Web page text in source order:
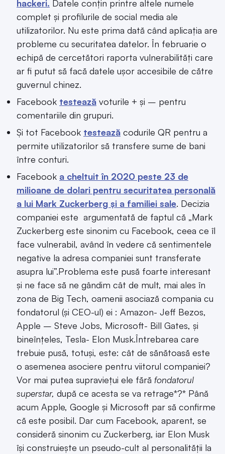
hackeri. Datele conțin printre altele numele
complet și profilurile de social media ale
utilizatorilor. Nu este prima dată când aplicația are
probleme cu securitatea datelor. În februarie o
echipă de cercetători raporta vulnerabilități care
ar fi putut să facă datele ușor accesibile de către
guvernul chinez.
Facebook testează voturile + și – pentru
comentariile din grupuri.
Și tot Facebook testează codurile QR pentru a
permite utilizatorilor să transfere sume de bani
între conturi.
Facebook a cheltuit în 2020 peste 23 de
milioane de dolari pentru securitatea personală
a lui Mark Zuckerberg și a familiei sale. Decizia
companiei este argumentată de faptul că „Mark
Zuckerberg este sinonim cu Facebook, ceea ce îl
face vulnerabil, având în vedere că sentimentele
negative la adresa companiei sunt transferate
asupra lui”.Problema este pusă foarte interesant
și ne face să ne gândim cât de mult, mai ales în
zona de Big Tech, oamenii asociază compania cu
fondatorul (și CEO-ul) ei : Amazon- Jeff Bezos,
Apple – Steve Jobs, Microsoft- Bill Gates, și
bineînțeles, Tesla- Elon Musk.Întrebarea care
trebuie pusă, totuși, este: cât de sănătoasă este
o asemenea asociere pentru viitorul companiei?
Vor mai putea supraviețui ele fără fondatorul
superstar, după ce acesta se va retrage*?* Până
acum Apple, Google și Microsoft par să confirme
că este posibil. Dar cum Facebook, aparent, se
consideră sinonim cu Zuckerberg, iar Elon Musk
își construiește un pseudo-cult al personalității la